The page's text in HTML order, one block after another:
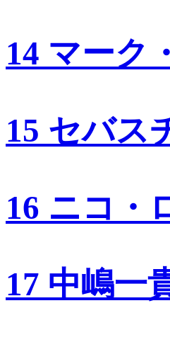
14 マーク
15 セバス
16 ニコ・
17 中嶋一